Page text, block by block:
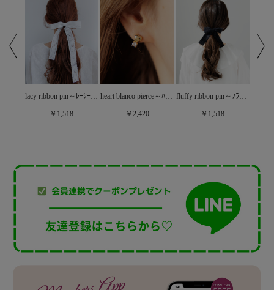
lacy ribbon pin～ﾚｰｼｰﾘﾎﾞﾝﾋﾟﾝ
￥1,518
heart blanco pierce～ﾊｰﾄﾌﾞﾗﾝｺﾋﾟｱｽ
￥2,420
fluffy ribbon pin～ﾌﾗｯﾌｨｰﾘﾎﾞﾝﾋﾟﾝ
￥1,518